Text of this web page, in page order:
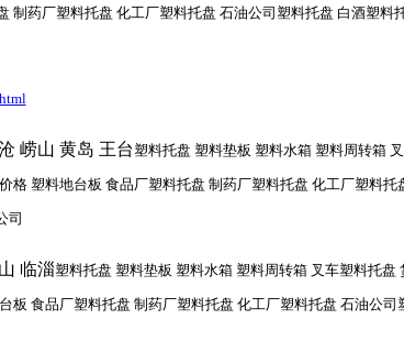
制药厂塑料托盘 化工厂塑料托盘 石油公司塑料托盘 白酒塑料
崂山 黄岛 王台塑料托盘 塑料垫板 塑料水箱 塑料周转箱
格 塑料地台板 食品厂塑料托盘 制药厂塑料托盘 化工厂塑料
司
临淄塑料托盘 塑料垫板 塑料水箱 塑料周转箱 叉车塑料托
板 食品厂塑料托盘 制药厂塑料托盘 化工厂塑料托盘 石油公